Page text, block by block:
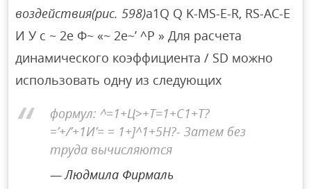
воздействия(рис. 598)a1Q Q K-MS-E-R, RS-AC-E
И У с ~ 2е Ф~ «~ 2е~’ ^Р » Для расчета
динамического коэффициента / SD можно
использовать одну из следующих
формул: ^=1+Ц>+Т=1+С1+Т?
=’+/’+1И’= = 1+]^1+5Н?- Затем без
труда вычисляются
Людмила Фирмаль